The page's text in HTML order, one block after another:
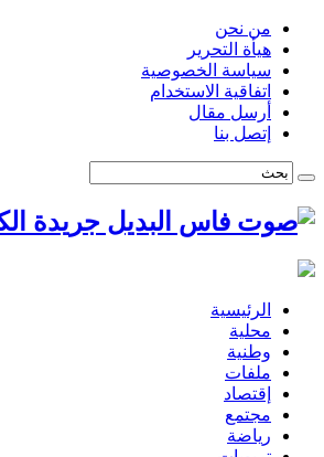
من نحن
هيأة التحرير
سياسة الخصوصية
اتفاقية الاستخدام
أرسل مقال
إتصل بنا
الرئيسية
محلية
وطنية
ملفات
إقتصاد
مجتمع
رياضة